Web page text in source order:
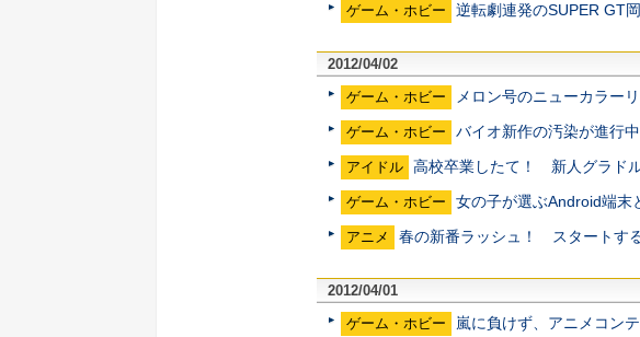
ゲーム・ホビー 逆転劇連発のSUPER GT
2012/04/02
ゲーム・ホビー
メロン号のニューカラー
ゲーム・ホビー バイオ新作の汚染が進行
アイドル 高校卒業したて！ 新人グラド
ゲーム・ホビー 女の子が選ぶAndroid端末
アニメ 春の新番ラッシュ！ スタートす
2012/04/01
ゲーム・ホビー
嵐に負けず、アニメコン